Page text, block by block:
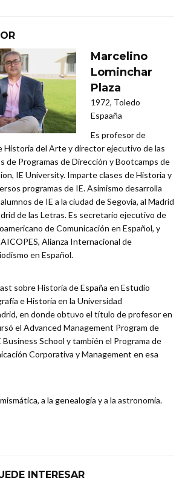
Marcelino
Lominchar
Plaza
1972, Toledo
Espaaña
Es profesor de
Historia del Arte y director ejecutivo de las
de Programas de Dirección y Bootcamps de
IE University. Imparte clases de Historia y
programas de IE. Asimismo desarrolla
de IE a la ciudad de Segovia, al Madrid
de las Letras. Es secretario ejecutivo de
de Comunicación en Español, y
Alianza Internacional de
en Español.
sobre Historia de España en Estudio
e Historia en la Universidad
en donde obtuvo el título de profesor en
el Advanced Management Program de
School y también el Programa de
Corporativa y Management en esa
a la genealogía y a la astronomía.
INTERESAR